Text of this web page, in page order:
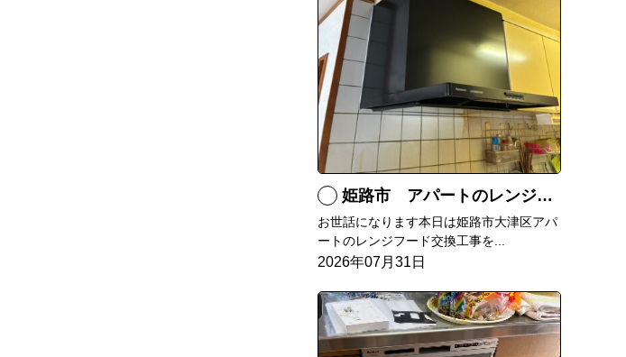
姫路市 アパートのレンジフード交換
お世話になります本日は姫路市大津区アパ
ートのレンジフード交換工事を...
2026年07月31日